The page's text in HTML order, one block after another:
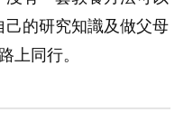
的研究知識及做父母
上同行。